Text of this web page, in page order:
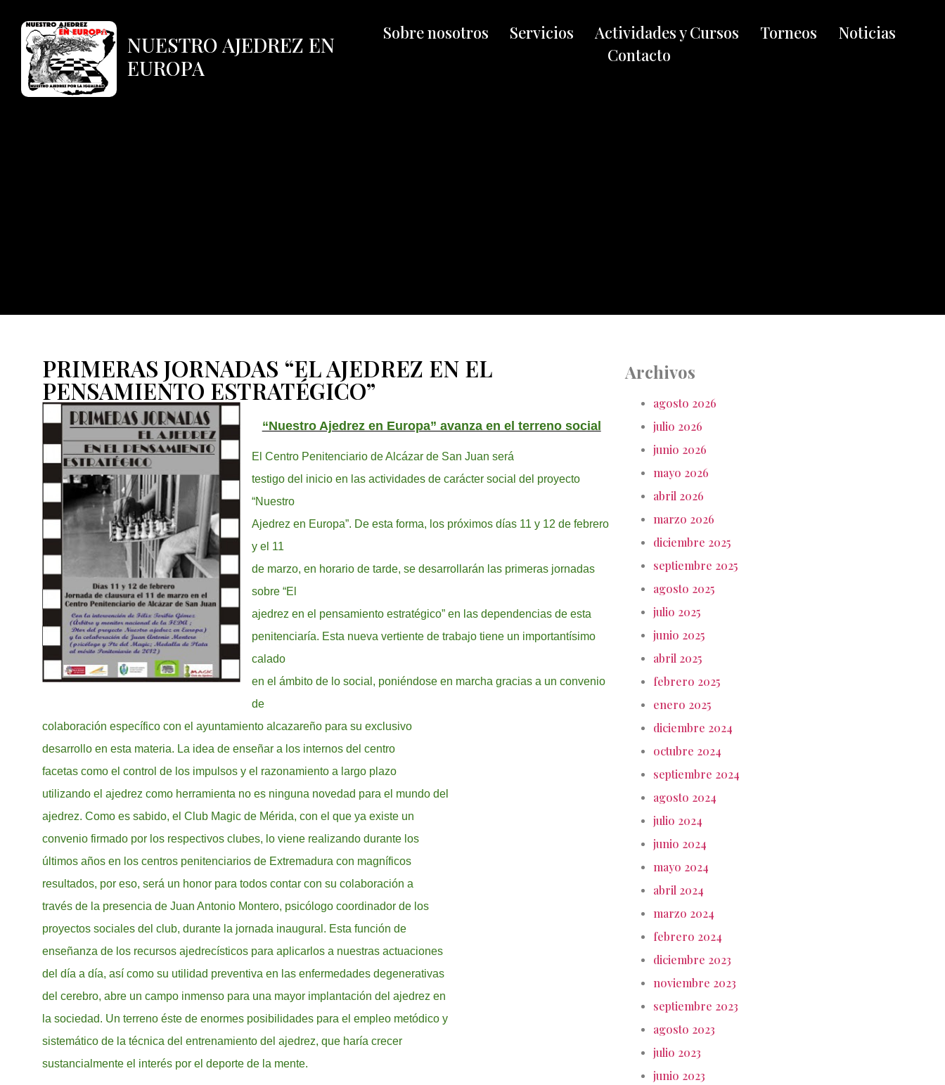
NUESTRO AJEDREZ EN
EUROPA
Sobre nosotros Servicios Actividades y Cursos Torneos
Noticias
Contacto
PRIMERAS JORNADAS “EL AJEDREZ EN EL
PENSAMIENTO ESTRATÉGICO”
“Nuestro Ajedrez en Europa” avanza en el terreno social
El Centro Penitenciario de Alcázar de San Juan será
testigo del inicio en las actividades de carácter social del proyecto
“Nuestro
Ajedrez en Europa”. De esta forma, los próximos días 11 y 12 de febrero
y el 11
de marzo, en horario de tarde, se desarrollarán las primeras jornadas
sobre “El
ajedrez en el pensamiento estratégico” en las dependencias de esta
penitenciaría. Esta nueva vertiente de trabajo tiene un importantísimo
calado
en el ámbito de lo social, poniéndose en marcha gracias a un convenio
de
colaboración específico con el ayuntamiento alcazareño para su exclusivo
desarrollo en esta materia. La idea de enseñar a los internos del centro
facetas como el control de los impulsos y el razonamiento a largo plazo
utilizando el ajedrez como herramienta no es ninguna novedad para el mundo del
ajedrez. Como es sabido, el Club Magic de Mérida, con el que ya existe un
convenio firmado por los respectivos clubes, lo viene realizando durante los
últimos años en los centros penitenciarios de Extremadura con magníficos
resultados, por eso, será un honor para todos contar con su colaboración a
través de la presencia de Juan Antonio Montero, psicólogo coordinador de los
proyectos sociales del club, durante la jornada inaugural. Esta función de
enseñanza de los recursos ajedrecísticos para aplicarlos a nuestras actuaciones
del día a día, así como su utilidad preventiva en las enfermedades degenerativas
del cerebro, abre un campo inmenso para una mayor implantación del ajedrez en
la sociedad. Un terreno éste de enormes posibilidades para el empleo metódico y
sistemático de la técnica del entrenamiento del ajedrez, que haría crecer
sustancialmente el interés por el deporte de la mente.
Archivos
agosto 2026
julio 2026
junio 2026
mayo 2026
abril 2026
marzo 2026
diciembre 2025
septiembre 2025
agosto 2025
julio 2025
junio 2025
abril 2025
febrero 2025
enero 2025
diciembre 2024
octubre 2024
septiembre 2024
agosto 2024
julio 2024
junio 2024
mayo 2024
abril 2024
marzo 2024
febrero 2024
diciembre 2023
noviembre 2023
septiembre 2023
agosto 2023
julio 2023
junio 2023